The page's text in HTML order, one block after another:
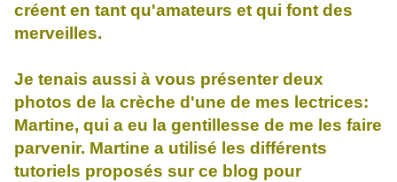
créent en tant qu'amateurs et qui font des
merveilles.
Je tenais aussi à vous présenter deux
photos de la crèche d'une de mes lectrices:
Martine, qui a eu la gentillesse de me les faire
parvenir. Martine a utilisé les différents
tutoriels proposés sur ce blog pour